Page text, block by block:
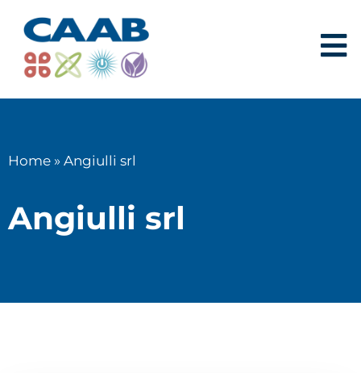
Home » Angiulli srl
Angiulli srl